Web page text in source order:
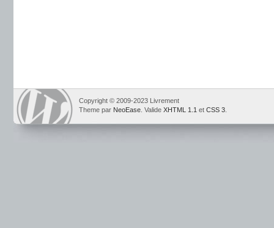
Copyright © 2009-2023 Livrement
Theme par NeoEase . Valide XHTML 1.1 et CSS 3